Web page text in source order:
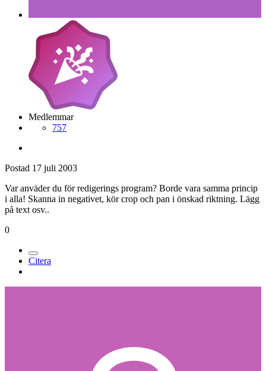
Medlemmar
757
Postad 17 juli 2003
Var anväder du för redigerings program? Borde vara samma princip
i alla! Skanna in negativet, kör crop och pan i önskad riktning. Lägg
på text osv..
0
Citera